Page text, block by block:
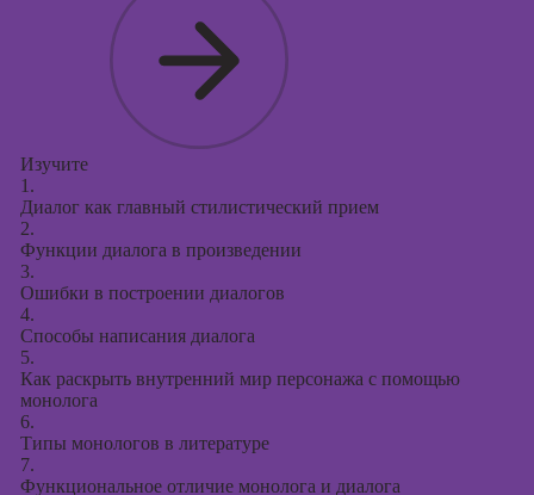
Изучите
1.
Диалог как главный стилистический прием
2.
Функции диалога в произведении
3.
Ошибки в построении диалогов
4.
Способы написания диалога
5.
Как раскрыть внутренний мир персонажа с помощью
монолога
6.
Типы монологов в литературе
7.
Функциональное отличие монолога и диалога